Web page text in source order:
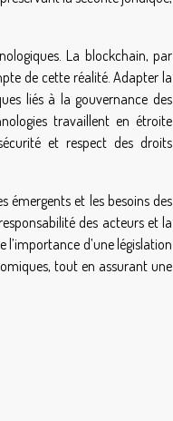
La blockchain, par
de cette réalité. Adapter la
liés à la gouvernance des
travaillent en étroite
et respect des droits
émergents et les besoins des
des acteurs et la
d’une législation
tout en assurant une